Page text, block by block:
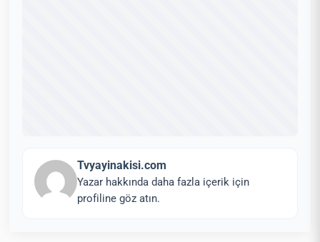
Tvyayinakisi.com
Yazar hakkında daha fazla içerik için
profiline göz atın.